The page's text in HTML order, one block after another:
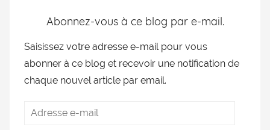
Abonnez-vous à ce blog par e-mail.
Saisissez votre adresse e-mail pour vous
abonner à ce blog et recevoir une notification de
chaque nouvel article par email.